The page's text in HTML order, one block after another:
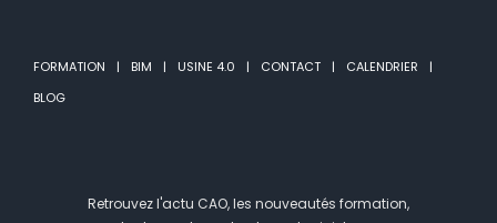
FORMATION BIM USINE 4.0 CONTACT
CALENDRIER
BLOG
Retrouvez l'actu CAO, les nouveautés formation,